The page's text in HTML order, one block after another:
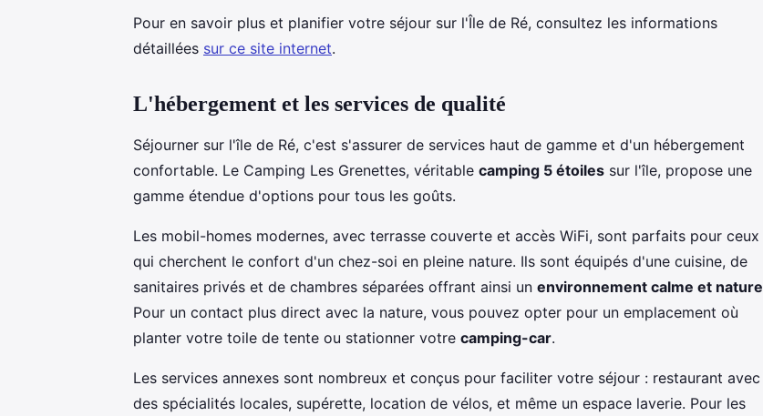
Pour en savoir plus et planifier votre séjour sur l'Île de Ré, consultez les informations
détaillées sur ce site internet.
L'hébergement et les services de qualité
Séjourner sur l'île de Ré, c'est s'assurer de services haut de gamme et d'un hébergement
confortable. Le Camping Les Grenettes, véritable camping 5 étoiles sur l'île, propose une
gamme étendue d'options pour tous les goûts.
Les mobil-homes modernes, avec terrasse couverte et accès WiFi, sont parfaits pour ceux
qui cherchent le confort d'un chez-soi en pleine nature. Ils sont équipés d'une cuisine, de
sanitaires privés et de chambres séparées offrant ainsi un environnement calme et nature
Pour un contact plus direct avec la nature, vous pouvez opter pour un emplacement où
planter votre toile de tente ou stationner votre camping-car.
Les services annexes sont nombreux et conçus pour faciliter votre séjour : restaurant avec
des spécialités locales, supérette, location de vélos, et même un espace laverie. Pour les